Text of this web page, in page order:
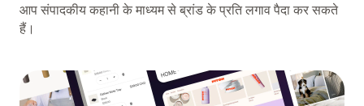
आप संपादकीय कहानी के माध्यम से ब्रांड के प्रति लगाव पैदा कर सकते
हैं।